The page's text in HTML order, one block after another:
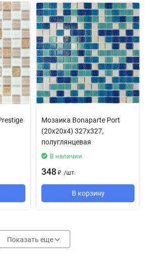
Мозаика Bonaparte Port
(20х20х4) 327х327,
полуглянцевая
В наличии
348 ₽ /шт.
В корзину
Показать еще